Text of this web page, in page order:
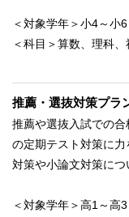
＜対象学年＞小4～小6
＜科目＞算数、理科、
推薦・選抜対策プラ
推薦や選抜入試での
の定期テスト対策に
対策や小論文対策につ
＜対象学年＞高1～高3